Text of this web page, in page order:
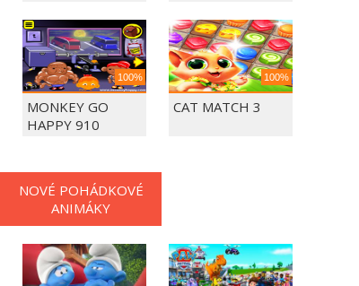
100%
MONKEY GO
HAPPY 910
100%
CAT MATCH 3
NOVÉ POHÁDKOVÉ
ANIMÁKY